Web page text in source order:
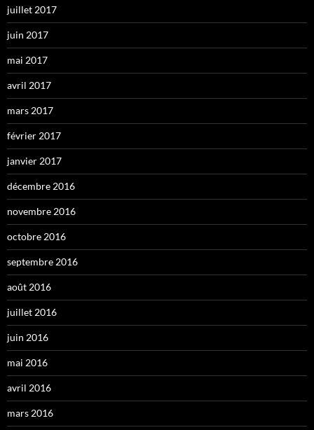
juillet 2017
juin 2017
mai 2017
avril 2017
mars 2017
février 2017
janvier 2017
décembre 2016
novembre 2016
octobre 2016
septembre 2016
août 2016
juillet 2016
juin 2016
mai 2016
avril 2016
mars 2016